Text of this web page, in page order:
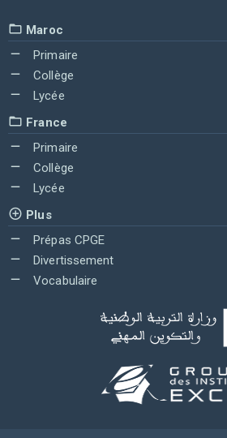
Maroc
Primaire
Collège
Lycée
France
Primaire
Collège
Lycée
Plus
Prépas CPGE
Divertissement
Vocabulaire